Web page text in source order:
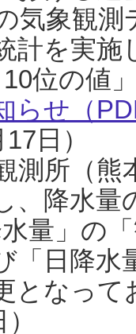
気象観
計を実
位の値
らせ（
日）
測所（熊
、降水
水量」の
「日降
となっ